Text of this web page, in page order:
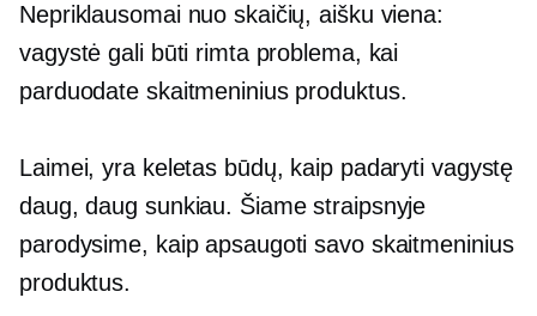
Nepriklausomai nuo skaičių, aišku viena:
vagystė gali būti rimta problema, kai
parduodate skaitmeninius produktus.
Laimei, yra keletas būdų, kaip padaryti vagystę
daug, daug sunkiau. Šiame straipsnyje
parodysime, kaip apsaugoti savo skaitmeninius
produktus.